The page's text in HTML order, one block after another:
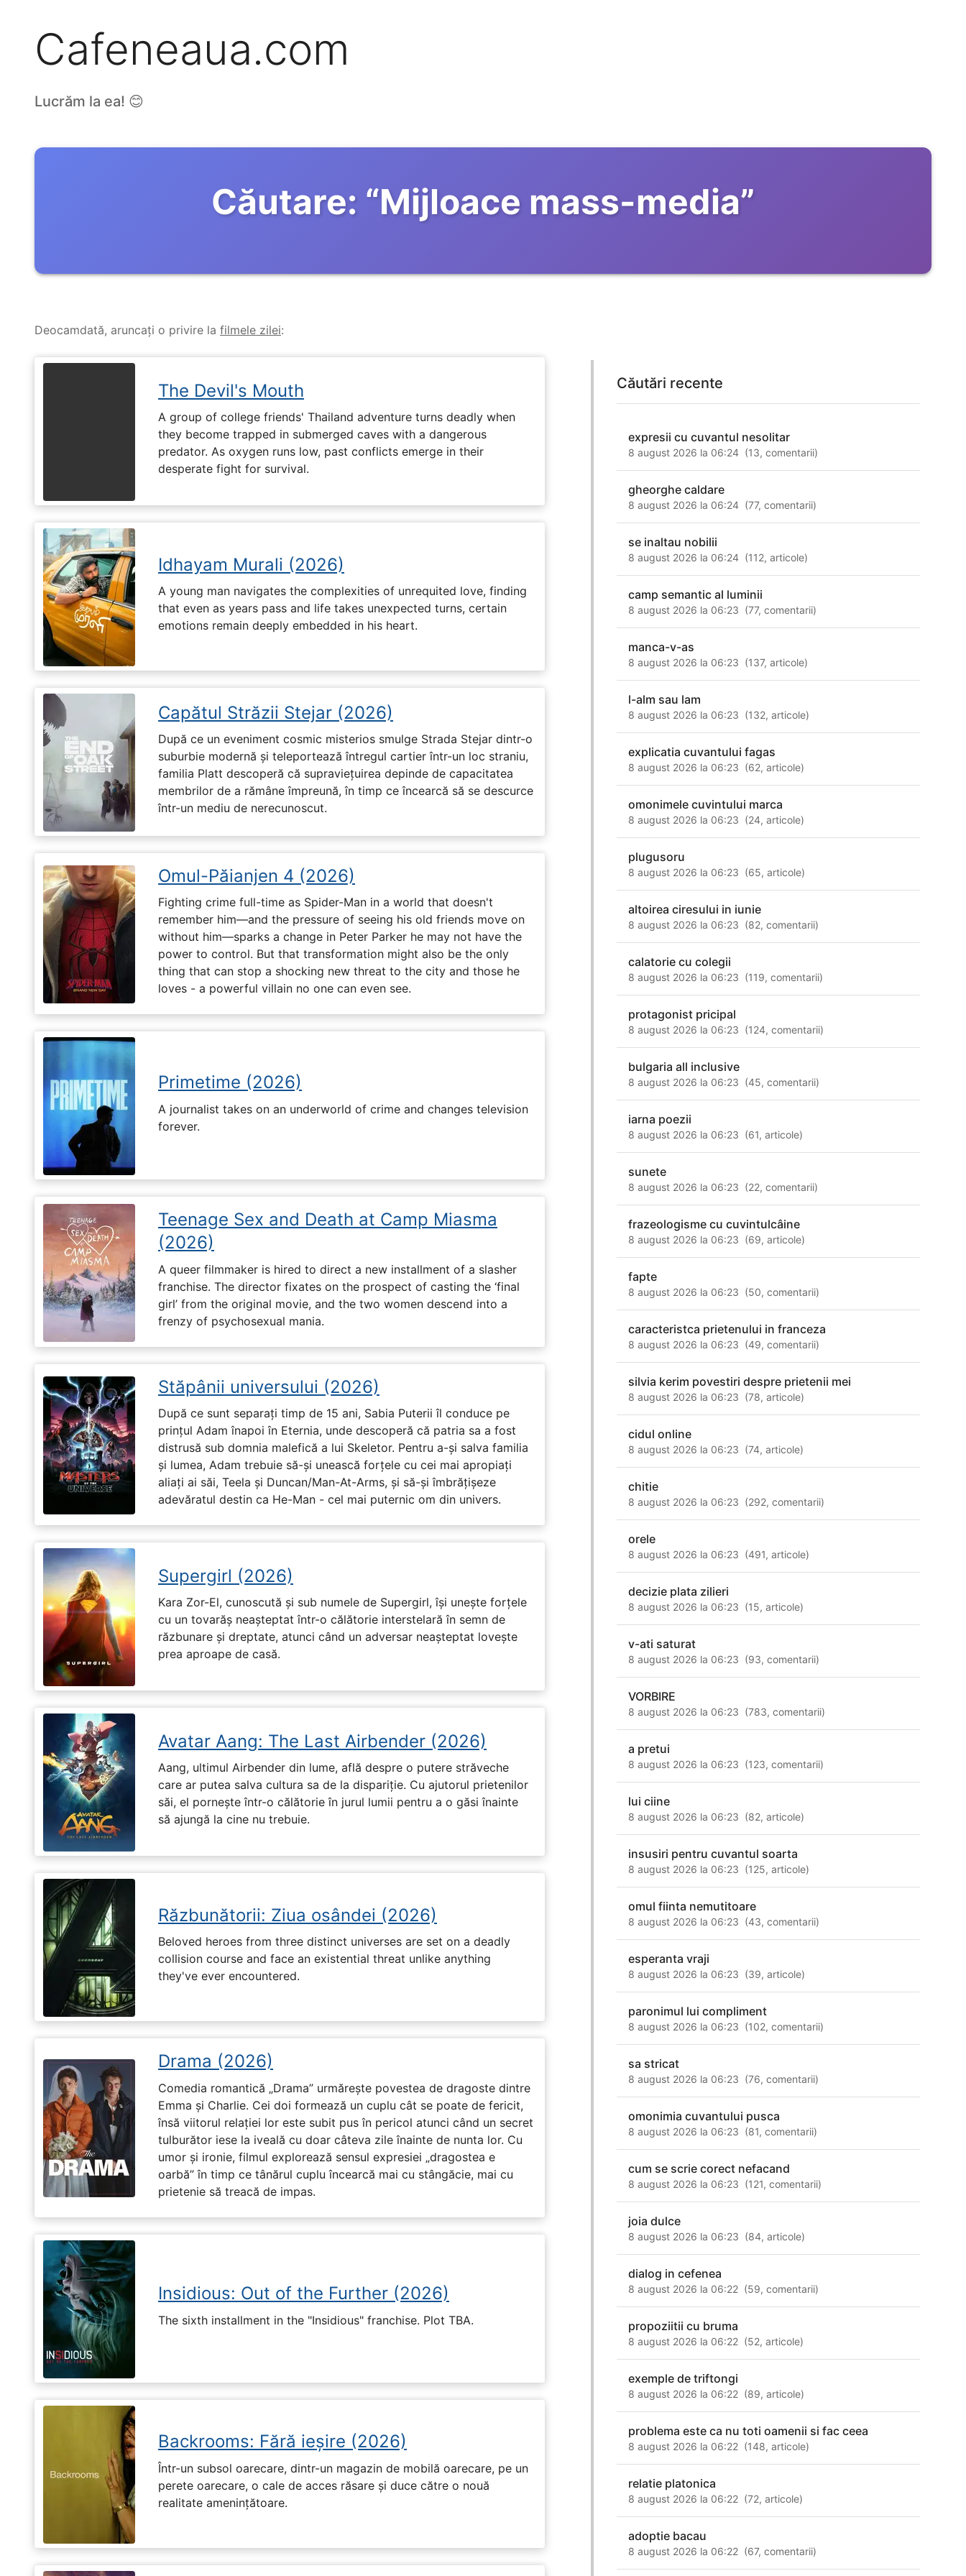
Cafeneaua.com
Lucrăm la ea! 😊
Căutare: “Mijloace mass-media”
Deocamdată, aruncați o privire la filmele zilei:
The Devil's Mouth
A group of college friends' Thailand adventure turns deadly when
they become trapped in submerged caves with a dangerous
predator. As oxygen runs low, past conflicts emerge in their
desperate fight for survival.
Idhayam Murali (2026)
A young man navigates the complexities of unrequited love, finding
that even as years pass and life takes unexpected turns, certain
emotions remain deeply embedded in his heart.
Capătul Străzii Stejar (2026)
După ce un eveniment cosmic misterios smulge Strada Stejar dintr-o
suburbie modernă și teleportează întregul cartier într-un loc straniu,
familia Platt descoperă că supraviețuirea depinde de capacitatea
membrilor de a rămâne împreună, în timp ce încearcă să se descurce
într-un mediu de nerecunoscut.
Omul-Păianjen 4 (2026)
Fighting crime full-time as Spider-Man in a world that doesn't
remember him—and the pressure of seeing his old friends move on
without him—sparks a change in Peter Parker he may not have the
power to control. But that transformation might also be the only
thing that can stop a shocking new threat to the city and those he
loves - a powerful villain no one can even see.
Primetime (2026)
A journalist takes on an underworld of crime and changes television
forever.
Teenage Sex and Death at Camp Miasma
(2026)
A queer filmmaker is hired to direct a new installment of a slasher
franchise. The director fixates on the prospect of casting the ‘final
girl’ from the original movie, and the two women descend into a
frenzy of psychosexual mania.
Stăpânii universului (2026)
După ce sunt separați timp de 15 ani, Sabia Puterii îl conduce pe
prințul Adam înapoi în Eternia, unde descoperă că patria sa a fost
distrusă sub domnia malefică a lui Skeletor. Pentru a-și salva familia
și lumea, Adam trebuie să-și unească forțele cu cei mai apropiați
aliați ai săi, Teela și Duncan/Man-At-Arms, și să-și îmbrățișeze
adevăratul destin ca He-Man - cel mai puternic om din univers.
Supergirl (2026)
Kara Zor-El, cunoscută și sub numele de Supergirl, își unește forțele
cu un tovarăș neașteptat într-o călătorie interstelară în semn de
răzbunare și dreptate, atunci când un adversar neașteptat lovește
prea aproape de casă.
Avatar Aang: The Last Airbender (2026)
Aang, ultimul Airbender din lume, află despre o putere străveche
care ar putea salva cultura sa de la dispariție. Cu ajutorul prietenilor
săi, el pornește într-o călătorie în jurul lumii pentru a o găsi înainte
să ajungă la cine nu trebuie.
Răzbunătorii: Ziua osândei (2026)
Beloved heroes from three distinct universes are set on a deadly
collision course and face an existential threat unlike anything
they've ever encountered.
Drama (2026)
Comedia romantică „Drama” urmărește povestea de dragoste dintre
Emma și Charlie. Cei doi formează un cuplu cât se poate de fericit,
însă viitorul relației lor este subit pus în pericol atunci când un secret
tulburător iese la iveală cu doar câteva zile înainte de nunta lor. Cu
umor și ironie, filmul explorează sensul expresiei „dragostea e
oarbă” în timp ce tânărul cuplu încearcă mai cu stângăcie, mai cu
prietenie să treacă de impas.
Insidious: Out of the Further (2026)
The sixth installment in the "Insidious" franchise. Plot TBA.
Backrooms: Fără ieșire (2026)
Într-un subsol oarecare, dintr-un magazin de mobilă oarecare, pe un
perete oarecare, o cale de acces răsare și duce către o nouă
realitate amenințătoare.
Căutări recente
expresii cu cuvantul nesolitar
8 august 2026 la 06:24 (13,comentarii)
gheorghe caldare
8 august 2026 la 06:24 (77,comentarii)
se inaltau nobilii
8 august 2026 la 06:24 (112,articole)
camp semantic al luminii
8 august 2026 la 06:23 (77,comentarii)
manca-v-as
8 august 2026 la 06:23 (137,articole)
l-alm sau lam
8 august 2026 la 06:23 (132,articole)
explicatia cuvantului fagas
8 august 2026 la 06:23 (62,articole)
omonimele cuvintului marca
8 august 2026 la 06:23 (24,articole)
plugusoru
8 august 2026 la 06:23 (65,articole)
altoirea ciresului in iunie
8 august 2026 la 06:23 (82,comentarii)
calatorie cu colegii
8 august 2026 la 06:23 (119,comentarii)
protagonist pricipal
8 august 2026 la 06:23 (124,comentarii)
bulgaria all inclusive
8 august 2026 la 06:23 (45,comentarii)
iarna poezii
8 august 2026 la 06:23 (61,articole)
sunete
8 august 2026 la 06:23 (22,comentarii)
frazeologisme cu cuvintulcâine
8 august 2026 la 06:23 (69,articole)
fapte
8 august 2026 la 06:23 (50,comentarii)
caracteristca prietenului in franceza
8 august 2026 la 06:23 (49,comentarii)
silvia kerim povestiri despre prietenii mei
8 august 2026 la 06:23 (78,articole)
cidul online
8 august 2026 la 06:23 (74,articole)
chitie
8 august 2026 la 06:23 (292,comentarii)
orele
8 august 2026 la 06:23 (491,articole)
decizie plata zilieri
8 august 2026 la 06:23 (15,articole)
v-ati saturat
8 august 2026 la 06:23 (93,comentarii)
VORBIRE
8 august 2026 la 06:23 (783,comentarii)
a pretui
8 august 2026 la 06:23 (123,comentarii)
lui ciine
8 august 2026 la 06:23 (82,articole)
insusiri pentru cuvantul soarta
8 august 2026 la 06:23 (125,articole)
omul fiinta nemutitoare
8 august 2026 la 06:23 (43,comentarii)
esperanta vraji
8 august 2026 la 06:23 (39,articole)
paronimul lui compliment
8 august 2026 la 06:23 (102,comentarii)
sa stricat
8 august 2026 la 06:23 (76,comentarii)
omonimia cuvantului pusca
8 august 2026 la 06:23 (81,comentarii)
cum se scrie corect nefacand
8 august 2026 la 06:23 (121,comentarii)
joia dulce
8 august 2026 la 06:23 (84,articole)
dialog in cefenea
8 august 2026 la 06:22 (59,comentarii)
propoziitii cu bruma
8 august 2026 la 06:22 (52,articole)
exemple de triftongi
8 august 2026 la 06:22 (89,articole)
problema este ca nu toti oamenii si fac ceea
8 august 2026 la 06:22 (148,articole)
relatie platonica
8 august 2026 la 06:22 (72,articole)
adoptie bacau
8 august 2026 la 06:22 (67,comentarii)